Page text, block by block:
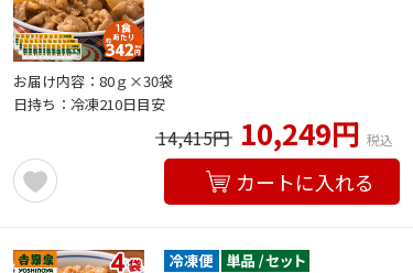
お届け内容：80ｇ×30袋
日持ち：冷凍210日目安
14,415円 10,249円 税込
カートに入れる